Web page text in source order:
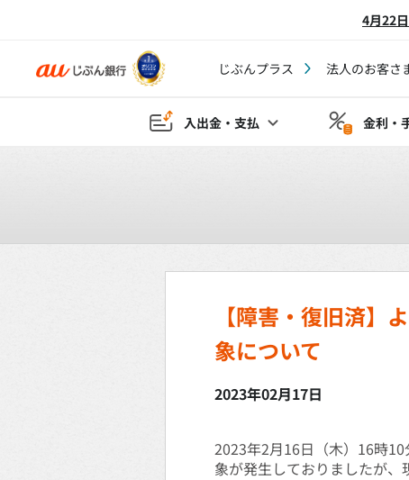
4月22
じぶんプラス 法人のお客さ
入出金・支払 金利・
【障害・復旧済】
象について
2023年02月17日
2023年2月16日（木）16時
象が発生しておりましたが、